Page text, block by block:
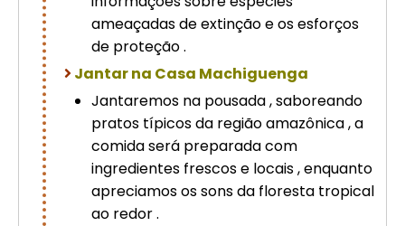
ameaçadas de extinção e os esforços
de proteção .
Jantar na Casa Machiguenga
Jantaremos na pousada , saboreando
pratos típicos da região amazônica , a
comida será preparada com
ingredientes frescos e locais , enquanto
apreciamos os sons da floresta tropical
ao redor .